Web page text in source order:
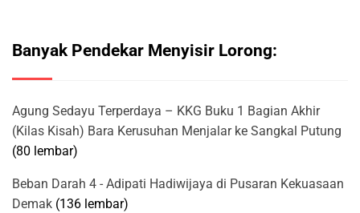
Banyak Pendekar Menyisir Lorong:
Agung Sedayu Terperdaya – KKG Buku 1 Bagian Akhir
(Kilas Kisah) Bara Kerusuhan Menjalar ke Sangkal Putung
(80 lembar)
Beban Darah 4 - Adipati Hadiwijaya di Pusaran Kekuasaan
Demak (136 lembar)